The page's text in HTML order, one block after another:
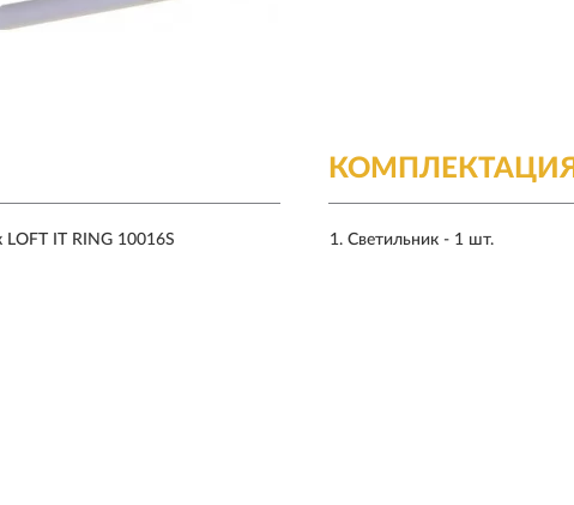
КОМПЛЕКТАЦИЯ
Светильник - 1 шт.
LOFT IT RING 10016S